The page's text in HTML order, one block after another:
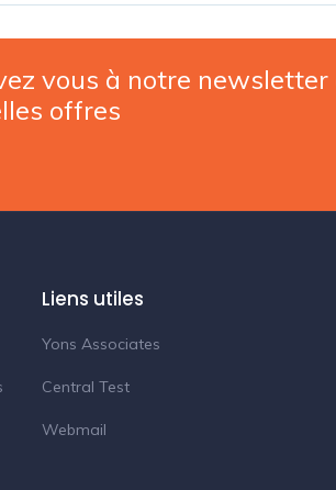
vous à notre
offres
Liens utiles
Yons Associates
Central Test
Webmail